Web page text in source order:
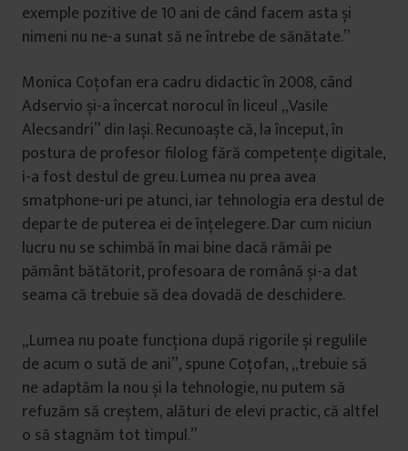
exemple pozitive de 10 ani de când facem asta și
nimeni nu ne-a sunat să ne întrebe de sănătate.”
Monica Coțofan era cadru didactic în 2008, când
Adservio și-a încercat norocul în liceul „Vasile
Alecsandri” din Iași. Recunoaște că, la început, în
postura de profesor filolog fără competențe digitale,
i-a fost destul de greu. Lumea nu prea avea
smatphone-uri pe atunci, iar tehnologia era destul de
departe de puterea ei de înțelegere. Dar cum niciun
lucru nu se schimbă în mai bine dacă rămâi pe
pământ bătătorit, profesoara de română și-a dat
seama că trebuie să dea dovadă de deschidere.
„Lumea nu poate funcționa după rigorile și regulile
de acum o sută de ani”, spune Coțofan, „trebuie să
ne adaptăm la nou și la tehnologie, nu putem să
refuzăm să creștem, alături de elevi practic, că altfel
o să stagnăm tot timpul.”